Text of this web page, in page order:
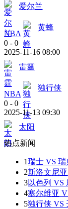
爱尔兰
NBA
黄蜂
0 - 0
2025-11-16 08:00
雷霆
NBA
独行侠
0 - 0
2025-11-13 09:30
太阳
热点新闻
1瑞士 VS 瑞
2斯洛文尼
3以色列 VS
4塞尔维亚
5独行侠 VS